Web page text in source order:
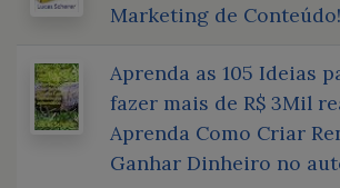
Marketing de
Aprenda as 105 Ideias
fazer mais de R$ 3Mil
Aprenda Como Criar
Ganhar Dinheiro no